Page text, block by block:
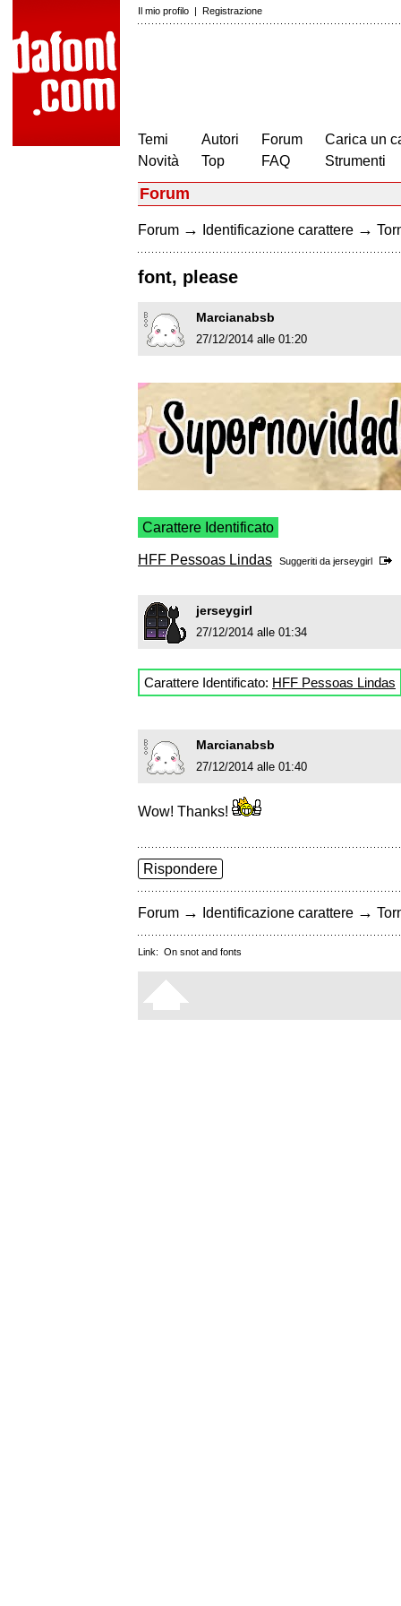
Il mio profilo | Registrazione
Temi
Novità
Autori
Top
Forum
FAQ
Carica un
Strumenti
Forum
Forum → Identificazione carattere →
font, please
Marcianabsb
27/12/2014 alle 01:20
Carattere Identificato
HFF Pessoas Lindas Suggeriti da jerseygirl
jerseygirl
27/12/2014 alle 01:34
Carattere Identificato: HFF Pessoas Lindas
Marcianabsb
27/12/2014 alle 01:40
Wow! Thanks!
Rispondere
Forum → Identificazione carattere →
Link: On snot and fonts